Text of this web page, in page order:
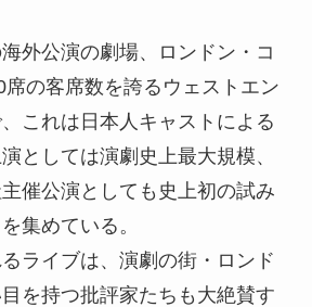
外公演の劇場、ロンドン・コ
席の客席数を誇るウェストエン
これは日本人キャストによる
としては演劇史上最大規模、
催公演としても史上初の試み
集めている。
ライブは、演劇の街・ロンド
を持つ批評家たちも大絶賛す